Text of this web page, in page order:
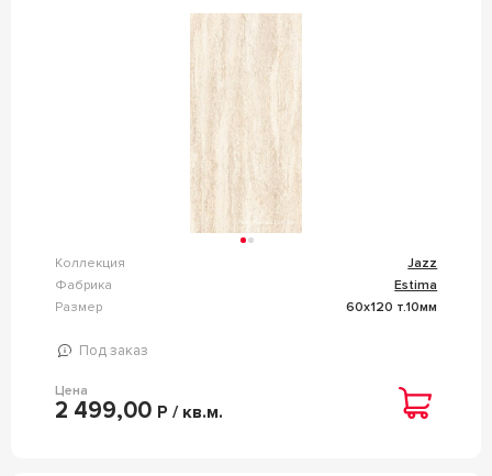
Коллекция
Jazz
Фабрика
Estima
Размер
60x120 т.10мм
Под заказ
Цена
2 499,00 Р / кв.м.